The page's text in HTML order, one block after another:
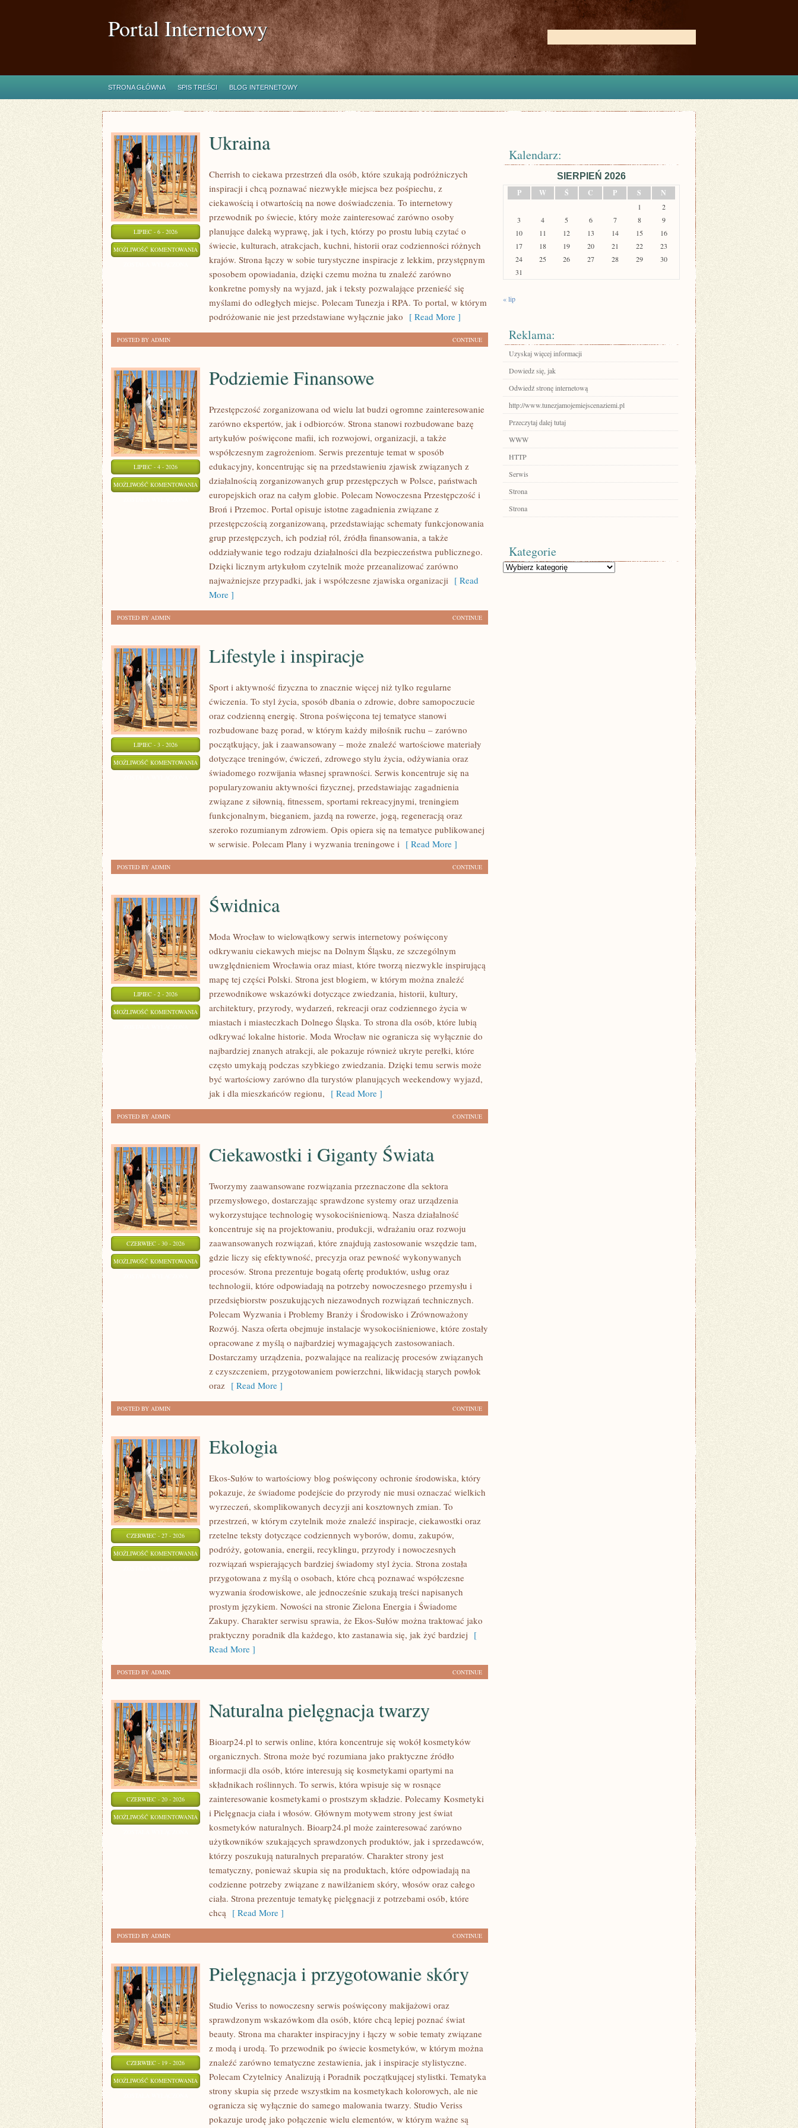
Portal Internetowy
STRONA GŁÓWNA SPIS TREŚCI BLOG INTERNETOWY
LIPIEC - 6 - 2026
MOŻLIWOŚĆ KOMENTOWANIA UKRAINA
Ukraina
Cherrish to ciekawa przestrzeń dla osób, które szukają podróżniczych
inspiracji i chcą poznawać niezwykłe miejsca bez pośpiechu, z
ciekawością i otwartością na nowe doświadczenia. To internetowy
przewodnik po świecie, który może zainteresować zarówno osoby
planujące daleką wyprawę, jak i tych, którzy po prostu lubią czytać o
świecie, kulturach, atrakcjach, kuchni, historii oraz codzienności różnych
krajów. Strona łączy w sobie turystyczne inspiracje z lekkim, przystępnym
sposobem opowiadania, dzięki czemu można tu znaleźć zarówno
konkretne pomysły na wyjazd, jak i teksty pozwalające przenieść się
myślami do odległych miejsc. Polecam Tunezja i RPA. To portal, w którym
podróżowanie nie jest przedstawiane wyłącznie jako [ Read More ]
CONTINUE
POSTED BY ADMIN
LIPIEC - 4 - 2026
MOŻLIWOŚĆ KOMENTOWANIA PODZIEMIE
FINANSOWE
Podziemie Finansowe
Przestępczość zorganizowana od wielu lat budzi ogromne zainteresowanie
zarówno ekspertów, jak i odbiorców. Strona stanowi rozbudowane bazę
artykułów poświęcone mafii, ich rozwojowi, organizacji, a także
współczesnym zagrożeniom. Serwis prezentuje temat w sposób
edukacyjny, koncentrując się na przedstawieniu zjawisk związanych z
działalnością zorganizowanych grup przestępczych w Polsce, państwach
europejskich oraz na całym globie. Polecam Nowoczesna Przestępczość i
Broń i Przemoc. Portal opisuje istotne zagadnienia związane z
przestępczością zorganizowaną, przedstawiając schematy funkcjonowania
grup przestępczych, ich podział ról, źródła finansowania, a także
oddziaływanie tego rodzaju działalności dla bezpieczeństwa publicznego.
Dzięki licznym artykułom czytelnik może przeanalizować zarówno
najważniejsze przypadki, jak i współczesne zjawiska organizacji [ Read
More ]
CONTINUE
POSTED BY ADMIN
LIPIEC - 3 - 2026
MOŻLIWOŚĆ KOMENTOWANIA LIFESTYLE
INSPIRACJE
Lifestyle i inspiracje
Sport i aktywność fizyczna to znacznie więcej niż tylko regularne
ćwiczenia. To styl życia, sposób dbania o zdrowie, dobre samopoczucie
oraz codzienną energię. Strona poświęcona tej tematyce stanowi
rozbudowane bazę porad, w którym każdy miłośnik ruchu – zarówno
początkujący, jak i zaawansowany – może znaleźć wartościowe materiały
dotyczące treningów, ćwiczeń, zdrowego stylu życia, odżywiania oraz
świadomego rozwijania własnej sprawności. Serwis koncentruje się na
popularyzowaniu aktywności fizycznej, przedstawiając zagadnienia
związane z siłownią, fitnessem, sportami rekreacyjnymi, treningiem
funkcjonalnym, bieganiem, jazdą na rowerze, jogą, regeneracją oraz
szeroko rozumianym zdrowiem. Opis opiera się na tematyce publikowanej
w serwisie. Polecam Plany i wyzwania treningowe i [ Read More ]
CONTINUE
POSTED BY ADMIN
LIPIEC - 2 - 2026
MOŻLIWOŚĆ KOMENTOWANIA ŚWIDNICA
Świdnica
Moda Wrocław to wielowątkowy serwis internetowy poświęcony
odkrywaniu ciekawych miejsc na Dolnym Śląsku, ze szczególnym
uwzględnieniem Wrocławia oraz miast, które tworzą niezwykle inspirującą
mapę tej części Polski. Strona jest blogiem, w którym można znaleźć
przewodnikowe wskazówki dotyczące zwiedzania, historii, kultury,
architektury, przyrody, wydarzeń, rekreacji oraz codziennego życia w
miastach i miasteczkach Dolnego Śląska. To strona dla osób, które lubią
odkrywać lokalne historie. Moda Wrocław nie ogranicza się wyłącznie do
najbardziej znanych atrakcji, ale pokazuje również ukryte perełki, które
często umykają podczas szybkiego zwiedzania. Dzięki temu serwis może
być wartościowy zarówno dla turystów planujących weekendowy wyjazd,
jak i dla mieszkańców regionu, [ Read More ]
CONTINUE
POSTED BY ADMIN
CZERWIEC - 30 - 2026
MOŻLIWOŚĆ KOMENTOWANIA CIEKAWOSTKI
GIGANTY
ŚWIATA
Ciekawostki i Giganty Świata
Tworzymy zaawansowane rozwiązania przeznaczone dla sektora
przemysłowego, dostarczając sprawdzone systemy oraz urządzenia
wykorzystujące technologię wysokociśnieniową. Nasza działalność
koncentruje się na projektowaniu, produkcji, wdrażaniu oraz rozwoju
zaawansowanych rozwiązań, które znajdują zastosowanie wszędzie tam,
gdzie liczy się efektywność, precyzja oraz pewność wykonywanych
procesów. Strona prezentuje bogatą ofertę produktów, usług oraz
technologii, które odpowiadają na potrzeby nowoczesnego przemysłu i
przedsiębiorstw poszukujących niezawodnych rozwiązań technicznych.
Polecam Wyzwania i Problemy Branży i Środowisko i Zrównoważony
Rozwój. Nasza oferta obejmuje instalacje wysokociśnieniowe, które zostały
opracowane z myślą o najbardziej wymagających zastosowaniach.
Dostarczamy urządzenia, pozwalające na realizację procesów związanych
z czyszczeniem, przygotowaniem powierzchni, likwidacją starych powłok
oraz [ Read More ]
CONTINUE
POSTED BY ADMIN
CZERWIEC - 27 - 2026
MOŻLIWOŚĆ KOMENTOWANIA EKOLOGIA
Ekologia
Ekos-Sułów to wartościowy blog poświęcony ochronie środowiska, który
pokazuje, że świadome podejście do przyrody nie musi oznaczać wielkich
wyrzeczeń, skomplikowanych decyzji ani kosztownych zmian. To
przestrzeń, w którym czytelnik może znaleźć inspiracje, ciekawostki oraz
rzetelne teksty dotyczące codziennych wyborów, domu, zakupów,
podróży, gotowania, energii, recyklingu, przyrody i nowoczesnych
rozwiązań wspierających bardziej świadomy styl życia. Strona została
przygotowana z myślą o osobach, które chcą poznawać współczesne
wyzwania środowiskowe, ale jednocześnie szukają treści napisanych
prostym językiem. Nowości na stronie Zielona Energia i Świadome
Zakupy. Charakter serwisu sprawia, że Ekos-Sułów można traktować jako
praktyczny poradnik dla każdego, kto zastanawia się, jak żyć bardziej [
Read More ]
CONTINUE
POSTED BY ADMIN
CZERWIEC - 20 - 2026
MOŻLIWOŚĆ KOMENTOWANIA NATURALNA
PIELĘGNACJA
TWARZY
Naturalna pielęgnacja twarzy
Bioarp24.pl to serwis online, która koncentruje się wokół kosmetyków
organicznych. Strona może być rozumiana jako praktyczne źródło
informacji dla osób, które interesują się kosmetykami opartymi na
składnikach roślinnych. To serwis, która wpisuje się w rosnące
zainteresowanie kosmetykami o prostszym składzie. Polecamy Kosmetyki
i Pielęgnacja ciała i włosów. Głównym motywem strony jest świat
kosmetyków naturalnych. Bioarp24.pl może zainteresować zarówno
użytkowników szukających sprawdzonych produktów, jak i sprzedawców,
którzy poszukują naturalnych preparatów. Charakter strony jest
tematyczny, ponieważ skupia się na produktach, które odpowiadają na
codzienne potrzeby związane z nawilżaniem skóry, włosów oraz całego
ciała. Strona prezentuje tematykę pielęgnacji z potrzebami osób, które
chcą [ Read More ]
CONTINUE
POSTED BY ADMIN
CZERWIEC - 19 - 2026
MOŻLIWOŚĆ KOMENTOWANIA PIELĘGNACJA
PRZYGOTOWANIE
SKÓRY
Pielęgnacja i przygotowanie skóry
Studio Veriss to nowoczesny serwis poświęcony makijażowi oraz
sprawdzonym wskazówkom dla osób, które chcą lepiej poznać świat
beauty. Strona ma charakter inspiracyjny i łączy w sobie tematy związane
z modą i urodą. To przewodnik po świecie kosmetyków, w którym można
znaleźć zarówno tematyczne zestawienia, jak i inspiracje stylistyczne.
Polecam Czytelnicy Analizują i Poradnik początkującej stylistki. Tematyka
strony skupia się przede wszystkim na kosmetykach kolorowych, ale nie
ogranicza się wyłącznie do samego malowania twarzy. Studio Veriss
pokazuje urodę jako połączenie wielu elementów, w którym ważne są
Kalendarz:
SIERPIEŃ 2026
P
W Ś C P S N
1
2
3
4 5 6 7 8
9
10
11 12 13 14 15
16
17
18 19 20 21 22
23
24
25 26 27 28 29
30
31
« lip
Reklama:
Uzyskaj więcej informacji
Dowiedz się, jak
Odwiedź stronę internetową
http://www.tunezjamojemiejscenaziemi.pl
Przeczytaj dalej tutaj
WWW
HTTP
Serwis
Strona
Strona
Kategorie
Kategorie